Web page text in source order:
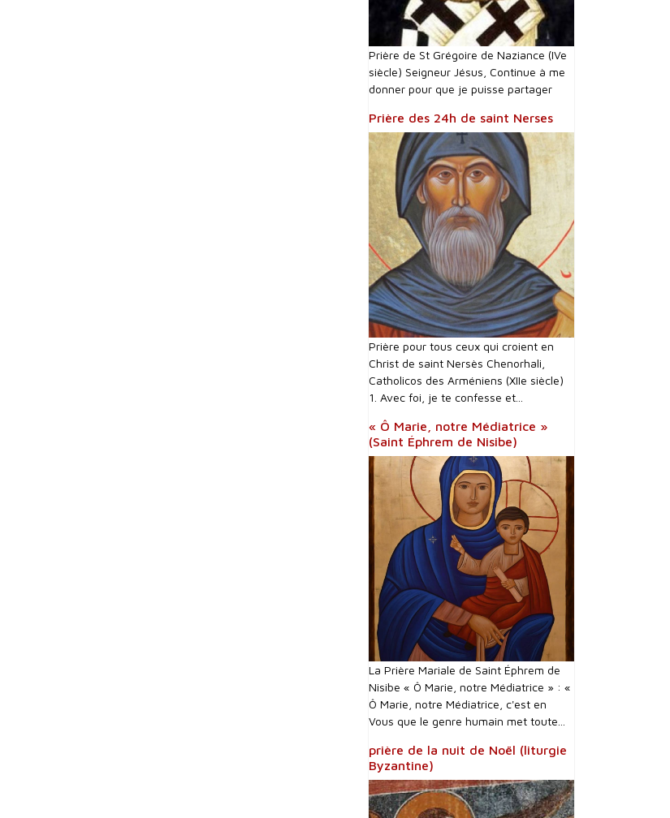
Prière de St Grégoire de Naziance (IVe
siècle) Seigneur Jésus, Continue à me
donner pour que je puisse partager
Prière des 24h de saint Nerses
Prière pour tous ceux qui croient en
Christ de saint Nersès Chenorhali,
Catholicos des Arméniens (XIIe siècle)
1. Avec foi, je te confesse et...
« Ô Marie, notre Médiatrice »
(Saint Éphrem de Nisibe)
La Prière Mariale de Saint Éphrem de
Nisibe « Ô Marie, notre Médiatrice » : «
Ô Marie, notre Médiatrice, c'est en
Vous que le genre humain met toute...
prière de la nuit de Noël (liturgie
Byzantine)